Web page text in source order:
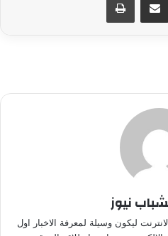
نيوز
ليكون وسيلة لمعرفة الاخبار اول